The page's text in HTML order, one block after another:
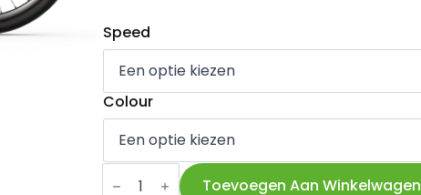
Speed
Colour
Oxytocin
aantal Toevoegen Aan Winkelwagen